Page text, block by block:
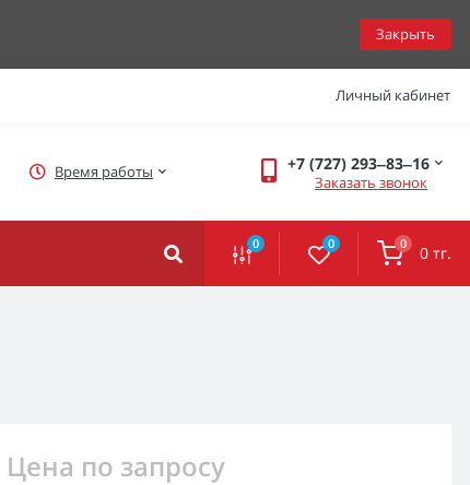
Закрыть
Личный кабинет
Время работы +7 (727) 293‒83‒16
Заказать звонок
0 0 0 0 тг.
Цена по запросу